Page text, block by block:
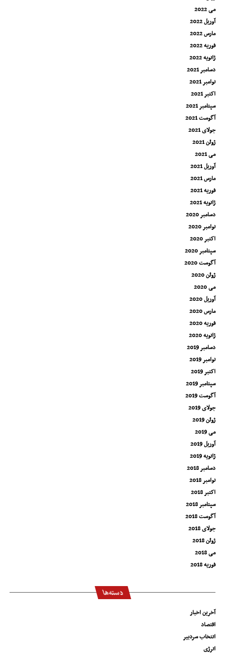
می 2022
آوریل 2022
مارس 2022
فوریه 2022
ژانویه 2022
دسامبر 2021
نوامبر 2021
اکتبر 2021
سپتامبر 2021
آگوست 2021
جولای 2021
ژوئن 2021
می 2021
آوریل 2021
مارس 2021
فوریه 2021
ژانویه 2021
دسامبر 2020
نوامبر 2020
اکتبر 2020
سپتامبر 2020
آگوست 2020
ژوئن 2020
می 2020
آوریل 2020
مارس 2020
فوریه 2020
ژانویه 2020
دسامبر 2019
نوامبر 2019
اکتبر 2019
سپتامبر 2019
آگوست 2019
جولای 2019
ژوئن 2019
می 2019
آوریل 2019
ژانویه 2019
دسامبر 2018
نوامبر 2018
اکتبر 2018
سپتامبر 2018
آگوست 2018
جولای 2018
ژوئن 2018
می 2018
فوریه 2018
دسته‌ها
آخرین اخبار
اقتصاد
انتخاب سردبیر
انرژی